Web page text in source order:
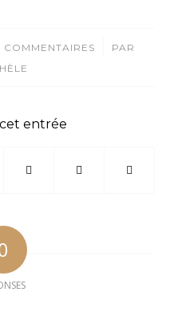
COMMENTAIRES
/
PAR
entrée